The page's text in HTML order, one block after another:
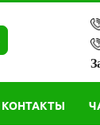
КОНТАКТЫ